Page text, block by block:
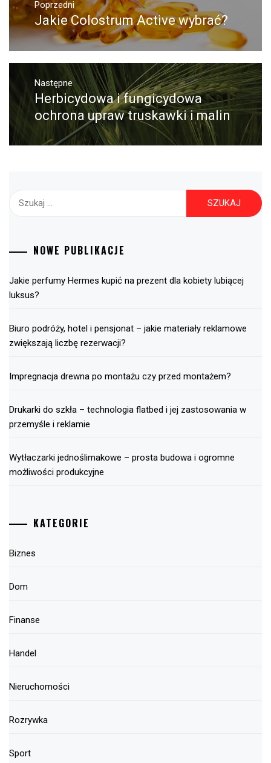
Nawigacja
wpisu
Poprzedni
Poprzedni
wpis:
Jakie Colostrum Active wybrać?
Następne
Następny
post:
Herbicydowa i fungicydowa
ochrona upraw truskawki i malin
Szukaj:
NOWE PUBLIKACJE
Jakie perfumy Hermes kupić na prezent dla kobiety lubiącej
luksus?
Biuro podróży, hotel i pensjonat – jakie materiały reklamowe
zwiększają liczbę rezerwacji?
Impregnacja drewna po montażu czy przed montażem?
Drukarki do szkła – technologia flatbed i jej zastosowania w
przemyśle i reklamie
Wytłaczarki jednoślimakowe – prosta budowa i ogromne
możliwości produkcyjne
KATEGORIE
Biznes
Dom
Finanse
Handel
Nieruchomości
Rozrywka
Sport